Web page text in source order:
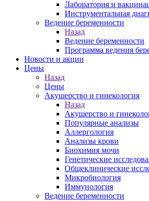
Лаборатория и
Инструментальная
Ведение беременности
Назад
Ведение беременности
Программа ведения
Новости и акции
Цены
Назад
Цены
Акушерство и гинекология
Назад
Акушерство и
Популярные анализы
Аллергология
Анализы крови
Биохимия мочи
Генетические
Общеклинические
Микробиология
Иммунология
Ведение беременности